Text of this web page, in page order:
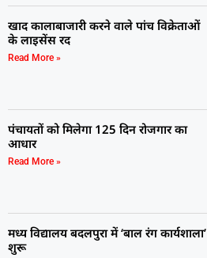
खाद कालाबाजारी करने वाले पांच विक्रेताओं
के लाइसेंस रद
Read More »
पंचायतों को मिलेगा 125 दिन रोजगार का
आधार
Read More »
मध्य विद्यालय बदलपुरा में ‘बाल रंग कार्यशाला’
शुरू